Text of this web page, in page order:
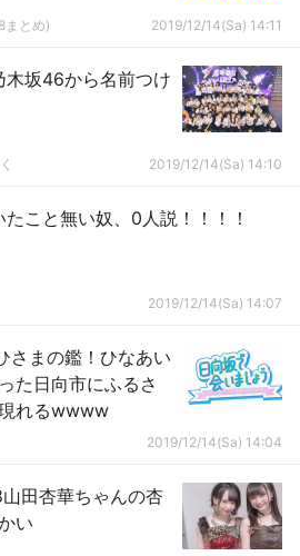
まとめ) 2019/12/14(Sa) 14:11
木坂46から名前つけ
2019/12/14(Sa) 14:10
たこと無い奴、0人説！！！！
2019/12/14(Sa) 14:07
さまの鑑！ひなあい
た日向市にふるさ
れるwwww
2019/12/14(Sa) 14:04
山田杏華ちゃんの杏
い